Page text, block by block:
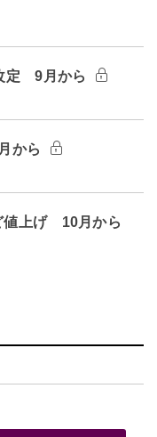
定 9月から
から
値上げ 10月から